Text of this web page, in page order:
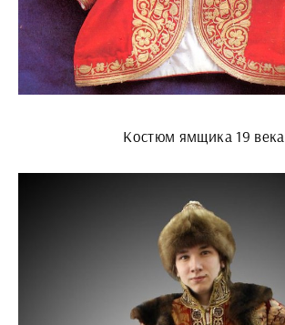
Костюм ямщика 19 века